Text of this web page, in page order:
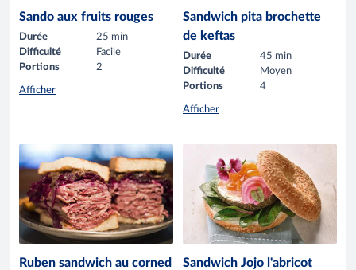
Sando aux fruits rouges
Durée
25 min
Difficulté
Facile
Portions
2
Afficher
Sandwich pita brochette
de keftas
Durée
45 min
Difficulté
Moyen
Portions
4
Afficher
Ruben sandwich au corned
Sandwich Jojo l'abricot